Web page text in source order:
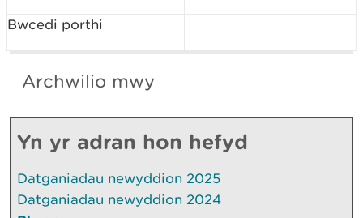
Bwcedi porthi
Archwilio mwy
Yn yr adran hon hefyd
Datganiadau newyddion 2025
Datganiadau newyddion 2024